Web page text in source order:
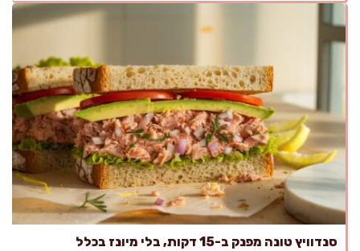
סנדוויץ טונה מפנק ב-15 דקות, בלי מיונז בכלל